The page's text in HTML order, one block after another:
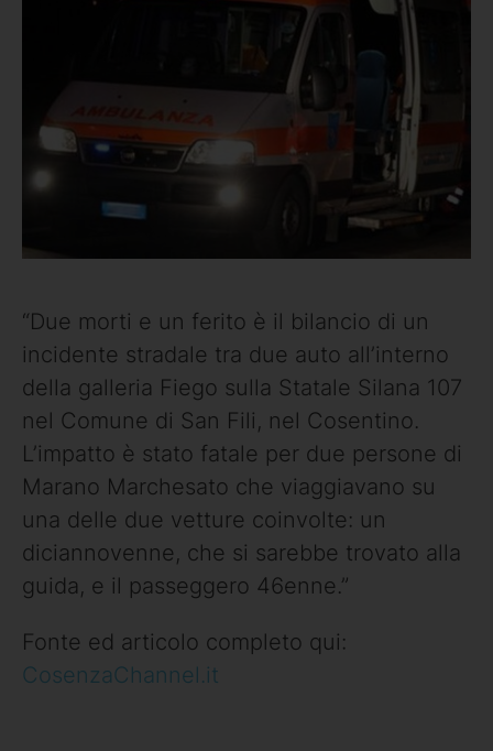
“Due morti e un ferito è il bilancio di un
incidente stradale tra due auto all’interno
della galleria Fiego sulla Statale Silana 107
nel Comune di San Fili, nel Cosentino.
L’impatto è stato fatale per due persone di
Marano Marchesato che viaggiavano su
una delle due vetture coinvolte: un
diciannovenne, che si sarebbe trovato alla
guida, e il passeggero 46enne.”
Fonte ed articolo completo qui:
CosenzaChannel.it